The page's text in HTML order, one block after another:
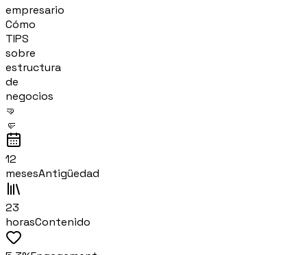
empresario
Cómo
TIPS
sobre
estructura
de
negocios
🤜
🤛
12
mesesAntigüedad
23
horasContenido